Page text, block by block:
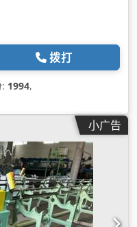
拨打
1994,
小广告